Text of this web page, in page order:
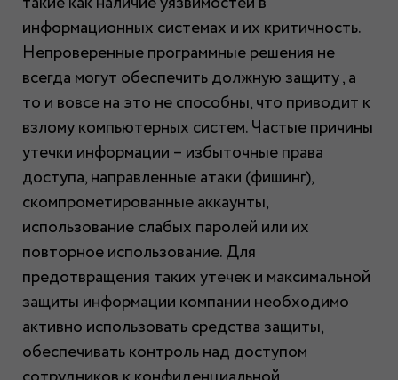
информационных системах и их критичность.
Непроверенные программные решения не
всегда могут обеспечить должную защиту , а
то и вовсе на это не способны, что приводит к
взлому компьютерных систем. Частые причины
утечки информации – избыточные права
доступа, направленные атаки (фишинг),
скомпрометированные аккаунты,
использование слабых паролей или их
повторное использование. Для
предотвращения таких утечек и максимальной
защиты информации компании необходимо
активно использовать средства защиты,
обеспечивать контроль над доступом